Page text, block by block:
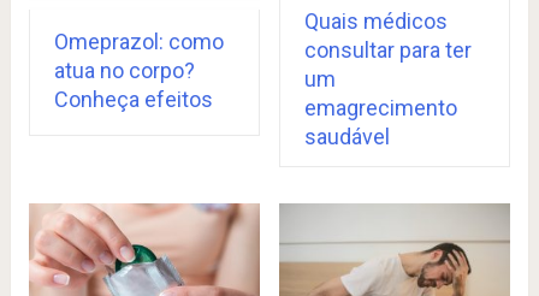
Omeprazol: como
atua no corpo?
Conheça efeitos
Quais médicos
consultar para ter
um
emagrecimento
saudável